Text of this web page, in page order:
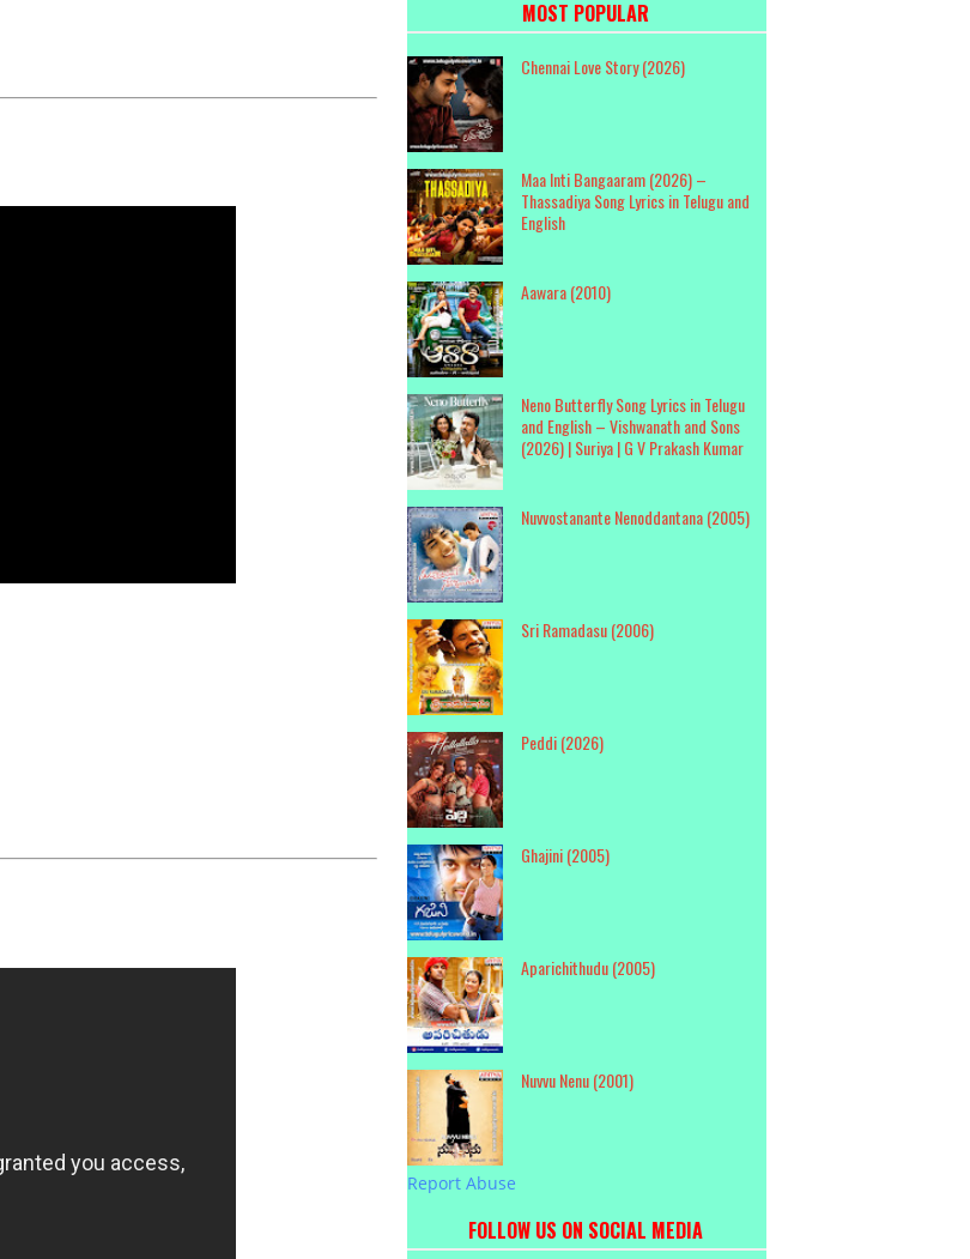
MOST POPULAR
Chennai Love Story (2026)
Maa Inti Bangaaram (2026) –
Thassadiya Song Lyrics in Telugu and
English
Aawara (2010)
Neno Butterfly Song Lyrics in Telugu
and English – Vishwanath and Sons
(2026) | Suriya | G V Prakash Kumar
Nuvvostanante Nenoddantana (2005)
Sri Ramadasu (2006)
Peddi (2026)
Ghajini (2005)
Aparichithudu (2005)
Nuvvu Nenu (2001)
Report Abuse
FOLLOW US ON SOCIAL MEDIA